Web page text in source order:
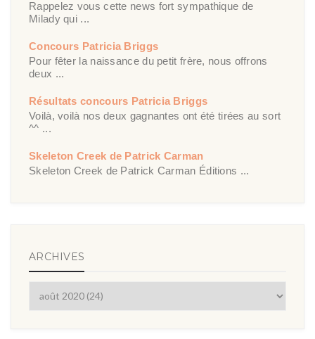
Rappelez vous cette news fort sympathique de
Milady qui ...
Concours Patricia Briggs
Pour fêter la naissance du petit frère, nous offrons
deux ...
Résultats concours Patricia Briggs
Voilà, voilà nos deux gagnantes ont été tirées au sort
^^ ...
Skeleton Creek de Patrick Carman
Skeleton Creek de Patrick Carman Éditions ...
ARCHIVES